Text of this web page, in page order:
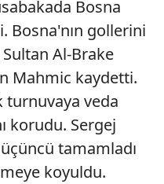
Bosna
Bosna'nın gollerini
Al-Brake
Mahmic kaydetti.
turnuvaya veda
korudu. Sergej
tamamladı
koyuldu.